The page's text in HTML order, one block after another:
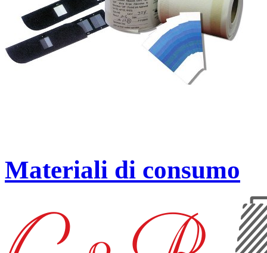
Materiali di consumo